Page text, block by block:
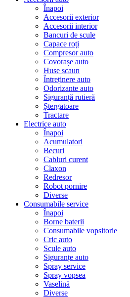
Înapoi
Accesorii exterior
Accesorii interior
Bancuri de scule
Capace roți
Compresor auto
Covorașe auto
Huse scaun
Întreținere auto
Odorizante auto
Siguranță rutieră
Ștergatoare
Tractare
Electrice auto
Înapoi
Acumulatori
Becuri
Cabluri curent
Claxon
Redresor
Robot pornire
Diverse
Consumabile service
Înapoi
Borne baterii
Consumabile vopsitorie
Cric auto
Scule auto
Siguranțe auto
Spray service
Spray vopsea
Vaselină
Diverse